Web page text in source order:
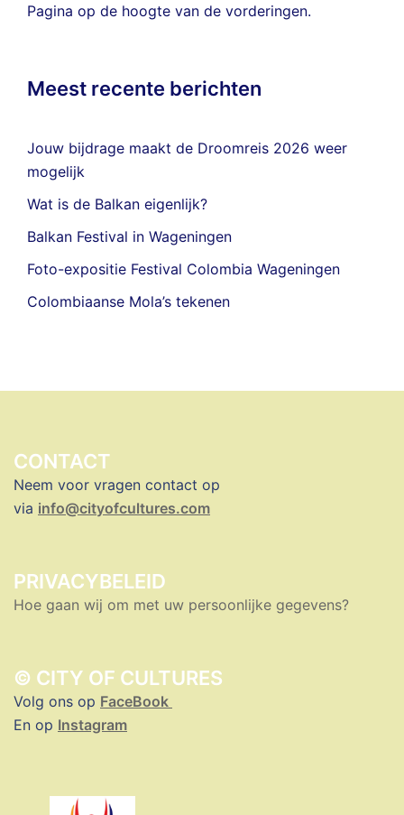
Pagina op de hoogte van de vorderingen.
Meest recente berichten
Jouw bijdrage maakt de Droomreis 2026 weer
mogelijk
Wat is de Balkan eigenlijk?
Balkan Festival in Wageningen
Foto-expositie Festival Colombia Wageningen
Colombiaanse Mola’s tekenen
CONTACT
Neem voor vragen contact op
via info@cityofcultures.com
PRIVACYBELEID
Hoe gaan wij om met uw persoonlijke gegevens?
© CITY OF CULTURES
Volg ons op FaceBook
En op Instagram